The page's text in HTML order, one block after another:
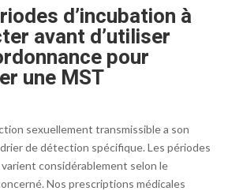
d’incubation à
avant d’utiliser
pour
une MST
sexuellement transmissible a son
de détection spécifique. Les périodes
varient considérablement selon le
Nos prescriptions médicales